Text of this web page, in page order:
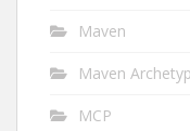
Maven
Maven
MCP